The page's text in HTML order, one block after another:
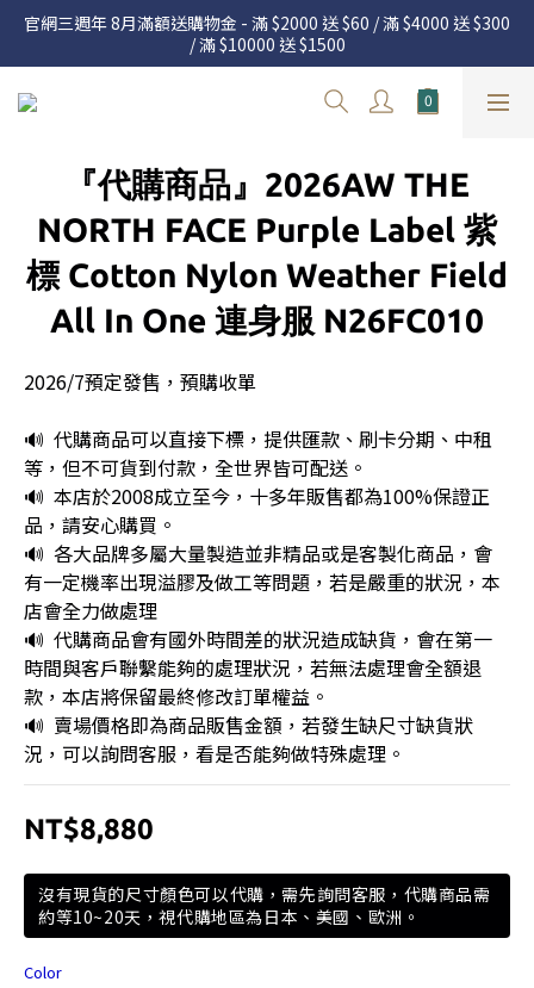
官網三週年 8月滿額送購物金 - 滿 $2000 送 $60 / 滿 $4000 送 $300
/ 滿 $10000 送 $1500
官網三週年 8月滿額送購物金 - 滿 $2000 送 $60 / 滿 $4000 送 $300
/ 滿 $10000 送 $1500
7.22 – 8.13 日本連線中，絕對讓你買到爆
Welcome
官網三週年 8月滿額送購物金 - 滿 $2000 送 $60 / 滿 $4000 送 $300
/ 滿 $10000 送 $1500
『代購商品』2026AW THE
NORTH FACE Purple Label 紫
標 Cotton Nylon Weather Field
All In One 連身服 N26FC010
2026/7預定發售，預購收單
🔊  代購商品可以直接下標，提供匯款、刷卡分期、中租
等，但不可貨到付款，全世界皆可配送。
🔊  本店於2008成立至今，十多年販售都為100%保證正
品，請安心購買。
🔊  各大品牌多屬大量製造並非精品或是客製化商品，會
有一定機率出現溢膠及做工等問題，若是嚴重的狀況，本
店會全力做處理
🔊  代購商品會有國外時間差的狀況造成缺貨，會在第一
時間與客戶聯繫能夠的處理狀況，若無法處理會全額退
款，本店將保留最終修改訂單權益。
🔊  賣場價格即為商品販售金額，若發生缺尺寸缺貨狀
況，可以詢問客服，看是否能夠做特殊處理。
NT$8,880
沒有現貨的尺寸顏色可以代購，需先詢問客服，代購商品需
約等10~20天，視代購地區為日本、美國、歐洲。
Color